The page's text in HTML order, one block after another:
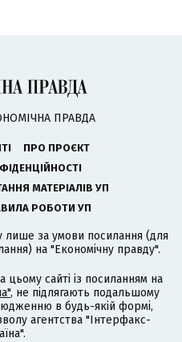
ПРАВДА
ПРО ПРОЄКТ
МАТЕРІАЛІВ УП
РОБОТИ УП
лише за умови посилання (для
на "Економічну правду".
цьому сайті із посиланням на
, не підлягають подальшому
в будь-якій формі,
агентства "Інтерфакс-